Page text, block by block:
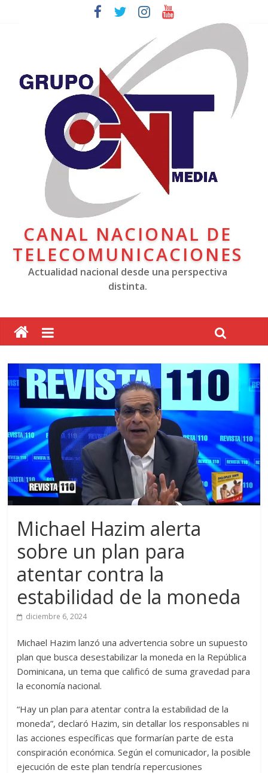
CANAL NACIONAL DE
TELECOMUNICACIONES
Actualidad nacional desde una perspectiva
distinta.
Michael Hazim alerta
sobre un plan para
atentar contra la
estabilidad de la moneda
diciembre 6, 2024
Michael Hazim lanzó una advertencia sobre un supuesto
plan que busca desestabilizar la moneda en la República
Dominicana, un tema que calificó de suma gravedad para
la economía nacional.
“Hay un plan para atentar contra la estabilidad de la
moneda”, declaró Hazim, sin detallar los responsables ni
las acciones específicas que formarían parte de esta
conspiración económica. Según el comunicador, la posible
ejecución de este plan tendría repercusiones